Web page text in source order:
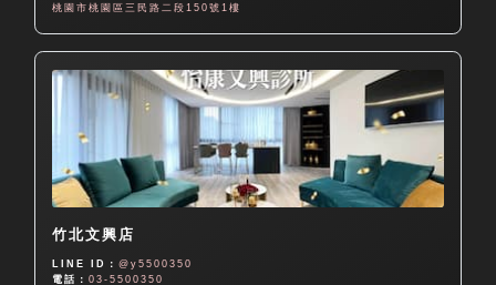
桃園市桃園區三民路二段150號1樓
竹北文興店
LINE ID：@y5500350
電話：03-5500350